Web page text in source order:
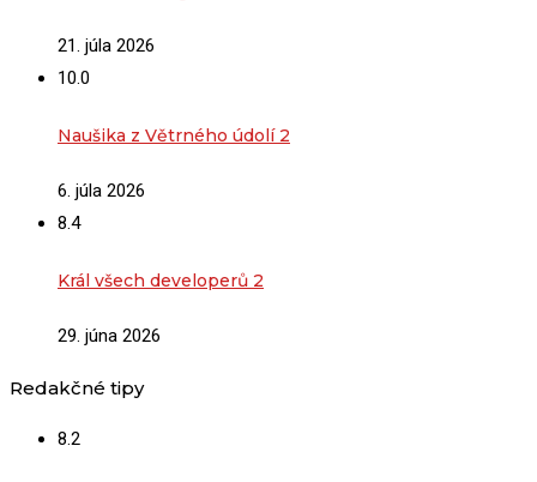
21. júla 2026
10.0
Naušika z Větrného údolí 2
6. júla 2026
8.4
Král všech developerů 2
29. júna 2026
Redakčné tipy
8.2